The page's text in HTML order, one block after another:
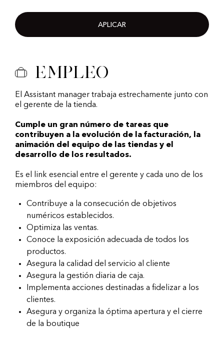
APLICAR
Empleo
El Assistant manager trabaja estrechamente junto con
el gerente de la tienda.
Cumple un gran número de tareas que
contribuyen a la evolución de la facturación, la
animación del equipo de las tiendas y el
desarrollo de los resultados.
Es el link esencial entre el gerente y cada uno de los
miembros del equipo:
Contribuye a la consecución de objetivos
numéricos establecidos.
Optimiza las ventas.
Conoce la exposición adecuada de todos los
productos.
Asegura la calidad del servicio al cliente
Asegura la gestión diaria de caja.
Implementa acciones destinadas a fidelizar a los
clientes.
Asegura y organiza la óptima apertura y el cierre
de la boutique